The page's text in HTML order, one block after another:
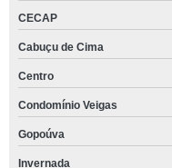
CECAP
Cabuçu de Cima
Centro
Condomínio Veigas
Gopoúva
Invernada